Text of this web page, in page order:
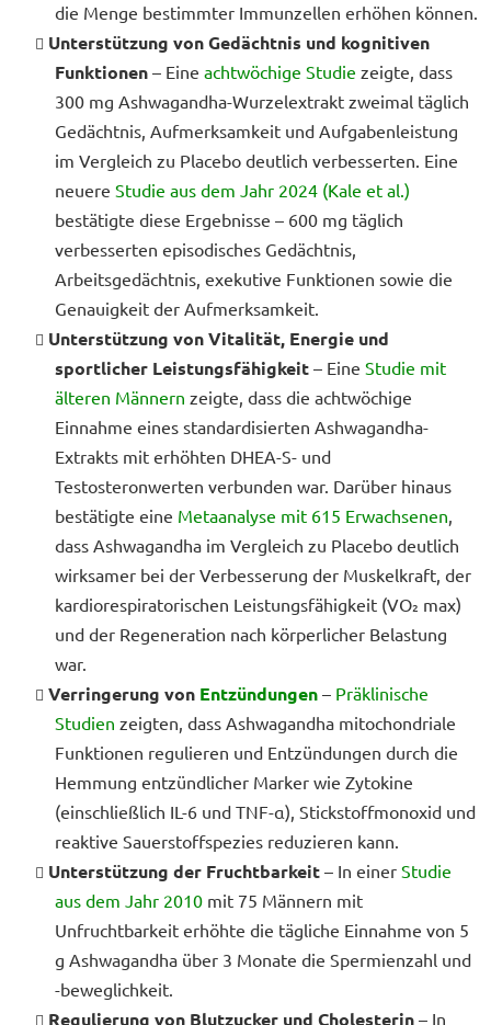
die Menge bestimmter Immunzellen erhöhen können.
Unterstützung von Gedächtnis und kognitiven
Funktionen – Eine achtwöchige Studie zeigte, dass
300 mg Ashwagandha-Wurzelextrakt zweimal täglich
Gedächtnis, Aufmerksamkeit und Aufgabenleistung
im Vergleich zu Placebo deutlich verbesserten. Eine
neuere Studie aus dem Jahr 2024 (Kale et al.)
bestätigte diese Ergebnisse – 600 mg täglich
verbesserten episodisches Gedächtnis,
Arbeitsgedächtnis, exekutive Funktionen sowie die
Genauigkeit der Aufmerksamkeit.
Unterstützung von Vitalität, Energie und
sportlicher Leistungsfähigkeit – Eine Studie mit
älteren Männern zeigte, dass die achtwöchige
Einnahme eines standardisierten Ashwagandha-
Extrakts mit erhöhten DHEA-S- und
Testosteronwerten verbunden war. Darüber hinaus
bestätigte eine Metaanalyse mit 615 Erwachsenen,
dass Ashwagandha im Vergleich zu Placebo deutlich
wirksamer bei der Verbesserung der Muskelkraft, der
kardiorespiratorischen Leistungsfähigkeit (VO₂ max)
und der Regeneration nach körperlicher Belastung
war.
Verringerung von Entzündungen – Präklinische
Studien zeigten, dass Ashwagandha mitochondriale
Funktionen regulieren und Entzündungen durch die
Hemmung entzündlicher Marker wie Zytokine
(einschließlich IL-6 und TNF-α), Stickstoffmonoxid und
reaktive Sauerstoffspezies reduzieren kann.
Unterstützung der Fruchtbarkeit – In einer Studie
aus dem Jahr 2010 mit 75 Männern mit
Unfruchtbarkeit erhöhte die tägliche Einnahme von 5
g Ashwagandha über 3 Monate die Spermienzahl und
-beweglichkeit.
Regulierung von Blutzucker und Cholesterin – In